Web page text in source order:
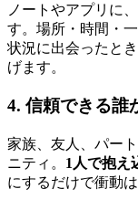
ノートやアプリに
す。場所・時間・
状況に出会ったと
げます。
4. 信頼できる誰
家族、友人、パー
ニティ。 1人で抱え
にするだけで衝動